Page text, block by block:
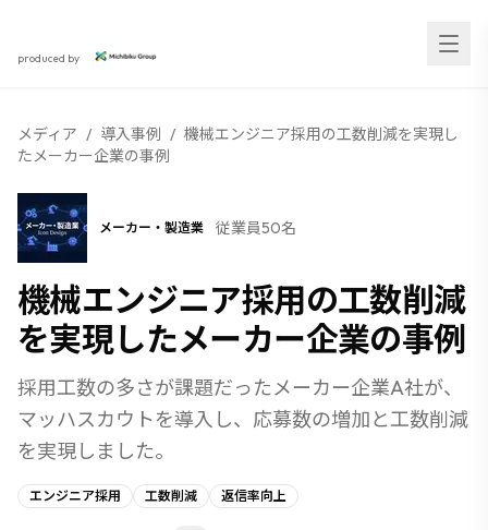
produced by
メディア / 導入事例 / 機械エンジニア採用の工数削減を実現し
たメーカー企業の事例
メーカー・製造業 従業員50名
機械エンジニア採用の工数削減
を実現したメーカー企業の事例
採用工数の多さが課題だったメーカー企業A社が、
マッハスカウトを導入し、応募数の増加と工数削減
を実現しました。
エンジニア採用 工数削減 返信率向上